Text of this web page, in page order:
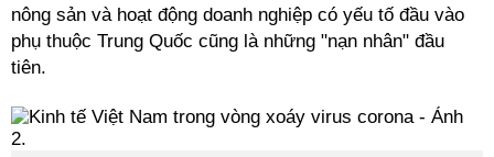
nông sản và hoạt động doanh nghiệp có yếu tố đầu vào
phụ thuộc Trung Quốc cũng là những "nạn nhân" đầu
tiên.